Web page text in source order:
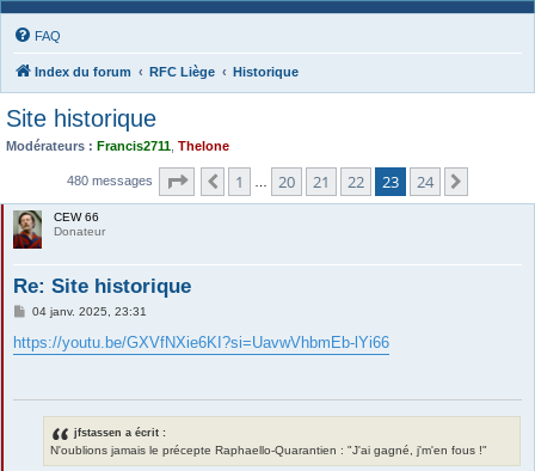
FAQ
Index du forum RFC Liège Historique
Site historique
Modérateurs : Francis2711 Thelone
480 messages Page 23 24
Précédente
1 20 21 22 23 24
CEW 66
Donateur
Re: Site historique
M
s
s
04 janv. 2025, 23:31
https://youtu.be/GXVfNXie6KI?si=UavwVhbmEb-lYi66
jfstassen a écrit :
N'oublions jamais le précepte Raphaello-Quarantien : "J'ai gagné, j'm'en fous !"